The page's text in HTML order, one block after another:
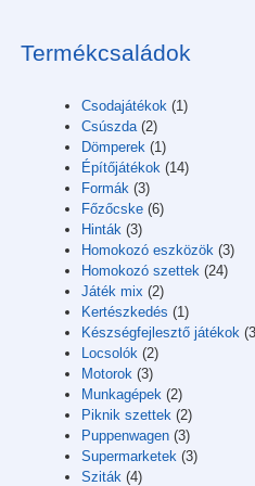
Termékcsaládok
Csodajátékok (1)
Csúszda(2)
Dömperek (1)
Építőjátékok (14)
Formák (3)
Főzőcske(6)
Hinták (3)
Homokozó eszközök (3)
Homokozó szettek (24)
Játék mix (2)
Kertészkedés (1)
Készségfejlesztő játékok
Locsolók (2)
Motorok (3)
Munkagépek (2)
Piknik szettek (2)
Puppenwagen(3)
Supermarketek (3)
Sziták (4)